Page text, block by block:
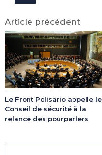
Article précédent
Le Front Polisario appelle le
Conseil de sécurité à la
relance des pourparlers